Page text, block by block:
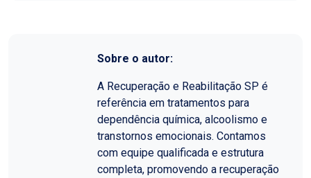
Sobre o autor:
A Recuperação e Reabilitação SP é
referência em tratamentos para
dependência química, alcoolismo e
transtornos emocionais. Contamos
com equipe qualificada e estrutura
completa, promovendo a recuperação